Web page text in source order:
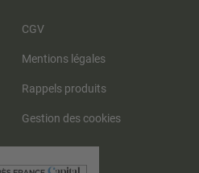
CGV
Mentions légales
Rappels produits
Gestion des cookies